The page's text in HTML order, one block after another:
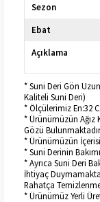
Sezon
Ebat
Açıklama
* Suni Deri Gön
Kaliteli Suni Deri)
* Ölçülerimiz En:32
* Ürünümüzün Ağız
Gözü
* Ürünümüzün
* Suni Derinin
* Ayrıca Suni Deri
İhtiyaç
Rahatça
* Ürünümüz Yerli